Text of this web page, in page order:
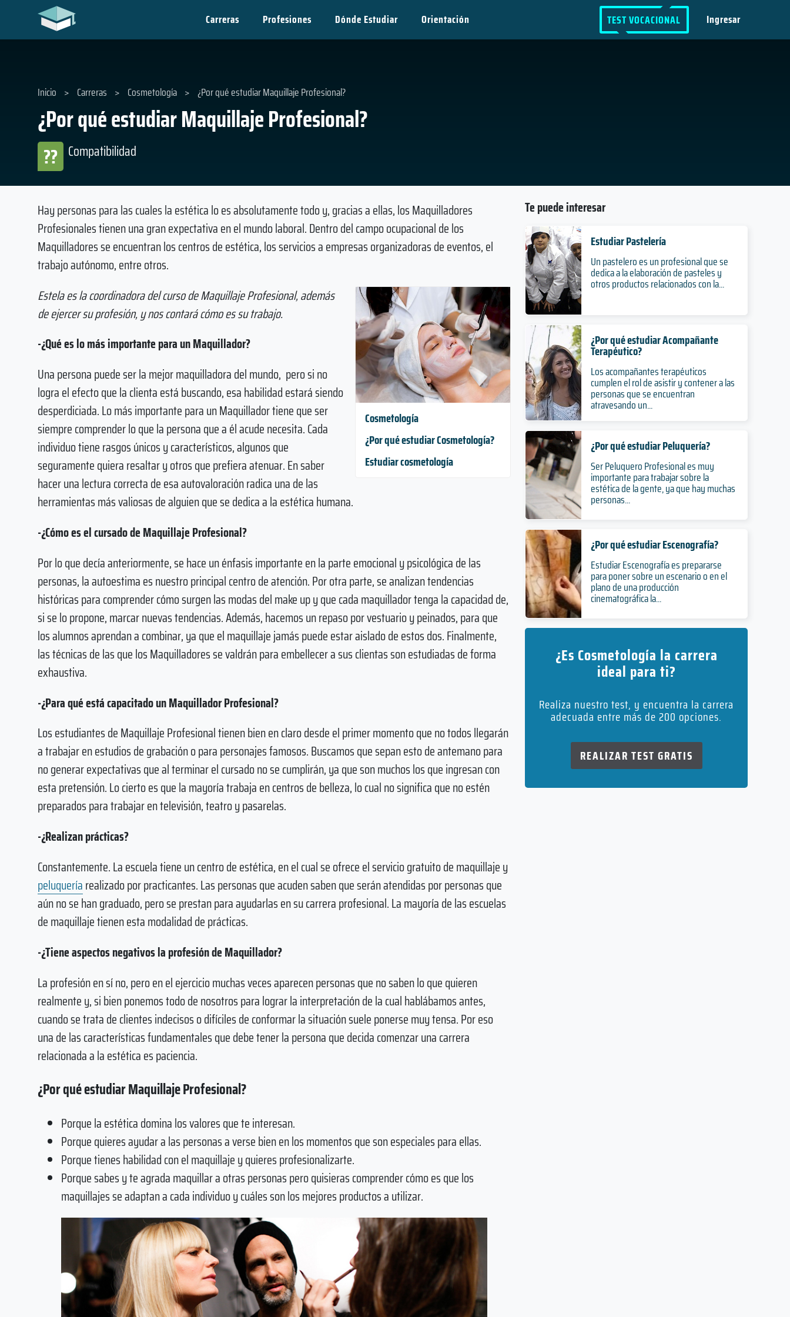
Carreras Profesiones Dónde Estudiar Orientación TEST VOCACIONAL Ingresar
¿Por qué estudiar Maquillaje Profesional?
Compatibilidad
??
Inicio > Carreras > Cosmetología > ¿Por qué estudiar Maquillaje Profesional?
Hay personas para las cuales la estética lo es absolutamente todo y, gracias a ellas, los Maquilladores
Profesionales tienen una gran expectativa en el mundo laboral. Dentro del campo ocupacional de los
Maquilladores se encuentran los centros de estética, los servicios a empresas organizadoras de eventos, el
trabajo autónomo, entre otros.
Cosmetología
¿Por qué estudiar Cosmetología?
Estudiar cosmetología
Estela es la coordinadora del curso de Maquillaje Profesional, además
de ejercer su profesión, y nos contará cómo es su trabajo.
-¿Qué es lo más importante para un Maquillador?
Una persona puede ser la mejor maquilladora del mundo, pero si no
logra el efecto que la clienta está buscando, esa habilidad estará siendo
desperdiciada. Lo más importante para un Maquillador tiene que ser
siempre comprender lo que la persona que a él acude necesita. Cada
individuo tiene rasgos únicos y característicos, algunos que
seguramente quiera resaltar y otros que prefiera atenuar. En saber
hacer una lectura correcta de esa autovaloración radica una de las
herramientas más valiosas de alguien que se dedica a la estética humana.
-¿Cómo es el cursado de Maquillaje Profesional?
Por lo que decía anteriormente, se hace un énfasis importante en la parte emocional y psicológica de las
personas, la autoestima es nuestro principal centro de atención. Por otra parte, se analizan tendencias
históricas para comprender cómo surgen las modas del make up y que cada maquillador tenga la capacidad de,
si se lo propone, marcar nuevas tendencias. Además, hacemos un repaso por vestuario y peinados, para que
los alumnos aprendan a combinar, ya que el maquillaje jamás puede estar aislado de estos dos. Finalmente,
las técnicas de las que los Maquilladores se valdrán para embellecer a sus clientas son estudiadas de forma
exhaustiva.
-¿Para qué está capacitado un Maquillador Profesional?
Los estudiantes de Maquillaje Profesional tienen bien en claro desde el primer momento que no todos llegarán
a trabajar en estudios de grabación o para personajes famosos. Buscamos que sepan esto de antemano para
no generar expectativas que al terminar el cursado no se cumplirán, ya que son muchos los que ingresan con
esta pretensión. Lo cierto es que la mayoría trabaja en centros de belleza, lo cual no significa que no estén
preparados para trabajar en televisión, teatro y pasarelas.
-¿Realizan prácticas?
Constantemente. La escuela tiene un centro de estética, en el cual se ofrece el servicio gratuito de maquillaje y
peluqueríarealizado por practicantes. Las personas que acuden saben que serán atendidas por personas que
aún no se han graduado, pero se prestan para ayudarlas en su carrera profesional. La mayoría de las escuelas
de maquillaje tienen esta modalidad de prácticas.
-¿Tiene aspectos negativos la profesión de Maquillador?
La profesión en sí no, pero en el ejercicio muchas veces aparecen personas que no saben lo que quieren
realmente y, si bien ponemos todo de nosotros para lograr la interpretación de la cual hablábamos antes,
cuando se trata de clientes indecisos o difíciles de conformar la situación suele ponerse muy tensa. Por eso
una de las características fundamentales que debe tener la persona que decida comenzar una carrera
relacionada a la estética es paciencia.
¿Por qué estudiar Maquillaje Profesional?
Porque la estética domina los valores que te interesan.
Porque quieres ayudar a las personas a verse bien en los momentos que son especiales para ellas.
Porque tienes habilidad con el maquillaje y quieres profesionalizarte.
Porque sabes y te agrada maquillar a otras personas pero quisieras comprender cómo es que los
maquillajes se adaptan a cada individuo y cuáles son los mejores productos a utilizar.
Te puede interesar
Estudiar Pastelería
Un pastelero es un profesional que se
dedica a la elaboración de pasteles y
otros productos relacionados con la...
¿Por qué estudiar Acompañante
Terapéutico?
Los acompañantes terapéuticos
cumplen el rol de asistir y contener a las
personas que se encuentran
atravesando un...
¿Por qué estudiar Peluquería?
Ser Peluquero Profesional es muy
importante para trabajar sobre la
estética de la gente, ya que hay muchas
personas...
¿Por qué estudiar Escenografía?
Estudiar Escenografía es prepararse
para poner sobre un escenario o en el
plano de una producción
cinematográfica la...
¿Es Cosmetología la carrera
ideal para ti?
Realiza nuestro test, y encuentra la carrera
adecuada entre más de 200 opciones.
REALIZAR TEST GRATIS